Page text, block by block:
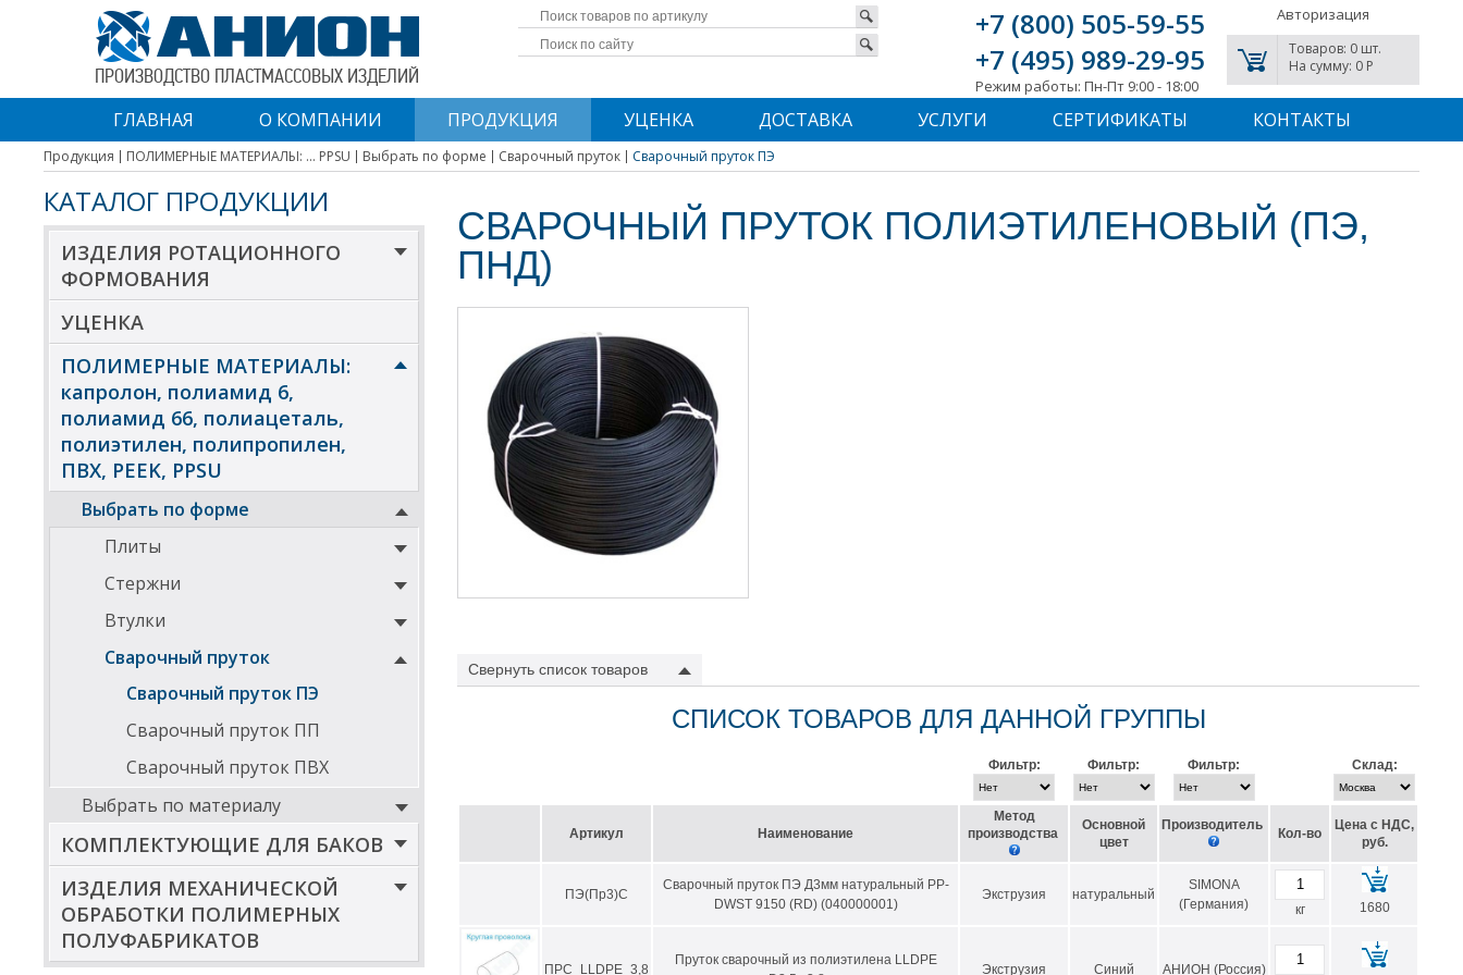
+7 (800) 505-59-55
+7 (495) 989-29-95
Режим работы: Пн-Пт 9:00 - 18:00
Авторизация
Товаров: 0 шт.
На сумму: 0 P
ПРОИЗВОДСТВО ПЛАСТМАССОВЫХ ИЗДЕЛИЙ
ГЛАВНАЯ О КОМПАНИИ ПРОДУКЦИЯ УЦЕНКА ДОСТАВКА УСЛУГИ СЕРТИФИКАТЫ КОНТАКТЫ
Продукция ПОЛИМЕРНЫЕ МАТЕРИАЛЫ: ... PPSU Выбрать по форме Сварочный пруток Сварочный пруток ПЭ
КАТАЛОГ ПРОДУКЦИИ
ИЗДЕЛИЯ РОТАЦИОННОГО
ФОРМОВАНИЯ
УЦЕНКА
ПОЛИМЕРНЫЕ МАТЕРИАЛЫ:
капролон, полиамид 6,
полиамид 66, полиацеталь,
полиэтилен, полипропилен,
ПВХ, PEEK, PPSU
Выбрать по форме
Плиты
Стержни
Втулки
Сварочный пруток
Сварочный пруток ПЭ
Сварочный пруток ПП
Сварочный пруток ПВХ
Выбрать по материалу
КОМПЛЕКТУЮЩИЕ ДЛЯ БАКОВ
ИЗДЕЛИЯ МЕХАНИЧЕСКОЙ
ОБРАБОТКИ ПОЛИМЕРНЫХ
ПОЛУФАБРИКАТОВ
СВАРОЧНЫЙ ПРУТОК ПОЛИЭТИЛЕНОВЫЙ (ПЭ,
ПНД)
Свернуть список товаров
СПИСОК ТОВАРОВ ДЛЯ ДАННОЙ ГРУППЫ
Фильтр: Фильтр: Фильтр: Склад:
Артикул Наименование
Метод
производства
Основной
цвет
Производитель
Кол-во
Цена с НДС,
руб.
ПЭ(Пр3)C
Сварочный пруток ПЭ Д3мм натуральный PP-
DWST 9150 (RD) (040000001)
Экструзия натуральный
SIMONA
(Германия)
кг 1680
ПРС_LLDPE_3,8
Пруток сварочный из полиэтилена LLDPE
Экструзия Синий
АНИОН (Россия)